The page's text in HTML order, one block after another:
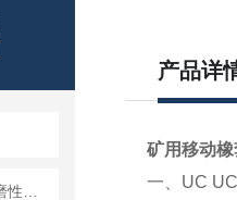
产品详
矿用移动
一、 UC